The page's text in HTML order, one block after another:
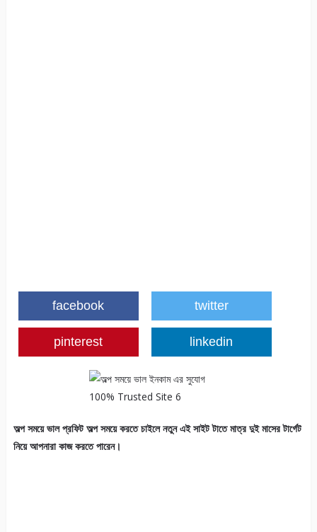
facebook twitter
pinterest linkedin
অল্প সময়ে ভাল প্রফিট অল্প সময়ে করতে চাইলে নতুন এই সাইট টাতে মাত্র দুই মাসের টার্গেট
নিয়ে আপনারা কাজ করতে পারেন।